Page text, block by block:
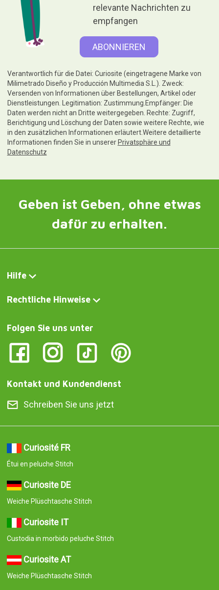
relevante Nachrichten zu
empfangen
Verantwortlich für die Datei: Curiosite (eingetragene Marke von
Milimetrado Diseño y Producción Multimedia S.L.). Zweck:
Versenden von Informationen über Bestellungen, Artikel oder
Dienstleistungen. Legitimation: Zustimmung.Empfänger: Die
Daten werden nicht an Dritte weitergegeben. Rechte: Zugriff,
Berichtigung und Löschung der Daten sowie weitere Rechte, wie
in den zusätzlichen Informationen erläutert.Weitere detaillierte
Informationen finden Sie in unsererPrivatsphäre und
Datenschutz
Geben ist Geben, ohne etwas
dafür zu erhalten.
Hilfe
Rechtliche Hinweise
Folgen Sie uns unter
Kontakt und Kundendienst
Schreiben Sie uns jetzt
Curiosité FR
Étui en peluche Stitch
Curiosite DE
Weiche Plüschtasche Stitch
Curiosite IT
Custodia in morbido peluche Stitch
Curiosite AT
Weiche Plüschtasche Stitch